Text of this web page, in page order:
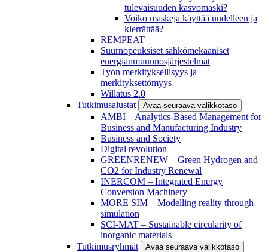
tulevaisuuden kasvomaski?
Voiko maskeja käyttää uudelleen ja
kierrättää?
REMPEAT
Suurnopeuksiset sähkömekaaniset
energianmuunnosjärjestelmät
Työn merkityksellisyys ja
merkityksettömyys
Willatus 2.0
Tutkimusalustat
Avaa seuraava valikkotaso
AMBI – Analytics-Based Management for
Business and Manufacturing Industry
Business and Society
Digital revolution
GREENRENEW – Green Hydrogen and
CO2 for Industry Renewal
INERCOM – Integrated Energy
Conversion Machinery
MORE SIM – Modelling reality through
simulation
SCI-MAT – Sustainable circularity of
inorganic materials
Tutkimusryhmät
Avaa seuraava valikkotaso